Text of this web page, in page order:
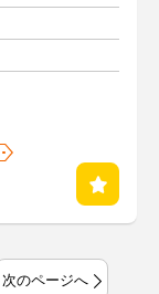
次のページへ